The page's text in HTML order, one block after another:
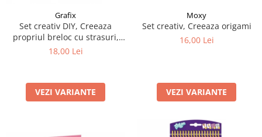
Grafix
Set creativ DIY, Creeaza
propriul breloc cu strasuri,
Diamond Paint, Grafix
18,00 Lei
VEZI VARIANTE
Moxy
Set creativ, Creeaza origami
16,00 Lei
VEZI VARIANTE